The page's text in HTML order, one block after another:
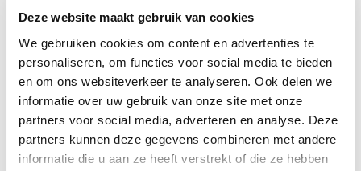
Deze website maakt gebruik van cookies
We gebruiken cookies om content en advertenties te
personaliseren, om functies voor social media te bieden
en om ons websiteverkeer te analyseren. Ook delen we
informatie over uw gebruik van onze site met onze
partners voor social media, adverteren en analyse. Deze
partners kunnen deze gegevens combineren met andere
informatie die u aan ze heeft verstrekt of die ze hebben
De vraag is iets groter dan gebruikelijk, we zoeken
namelijk een steunouder of -gezin dat vanaf januari twee
middagen per week beschikbaar is. Past dat bij jou? Dan
Profiel steungezin